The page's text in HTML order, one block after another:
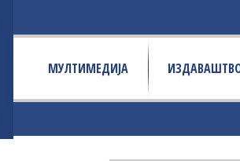
МУЛТИМЕДИЈА